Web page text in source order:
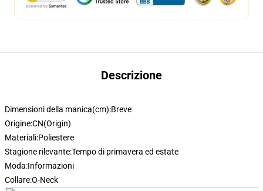
Descrizione
Dimensioni della manica(cm):Breve
Origine:CN(Origin)
Materiali:Poliestere
Stagione rilevante:Tempo di primavera ed estate
Moda:Informazioni
Collare:O-Neck